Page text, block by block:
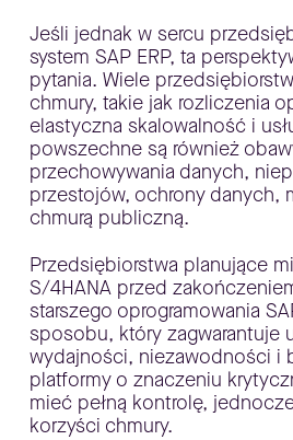
Jeśli jednak w sercu
system SAP ERP, ta
pytania. Wiele
chmury, takie jak rozliczenia
elastyczna skalowalność i
powszechne są również
przechowywania danych,
przestojów, ochrony danych,
chmurą publiczną.
Przedsiębiorstwa planujące
S/4HANA przed
starszego oprogramowania
sposobu, który zagwarantuje
wydajności, niezawodności i
platformy o znaczeniu
mieć pełną kontrolę,
korzyści chmury.